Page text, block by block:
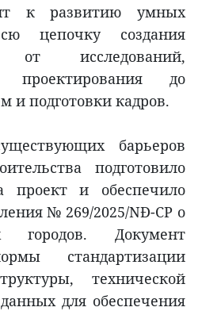
к развитию умных
цепочку создания
исследований,
проектирования до
и подготовки кадров.
барьеров
подготовило
проект и обеспечило
№ 269/2025/NĐ-CP о
городов. Документ
стандартизации
технической
для обеспечения